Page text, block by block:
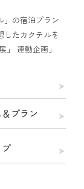
」の宿泊プラン
したカクテルを
」 連動企画」
プラン